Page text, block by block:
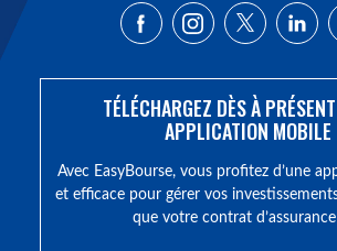
TÉLÉCHARGEZ DÈS À
APPLICATION MOBILE
Avec EasyBourse, vous profitez d’une
et efficace pour gérer vos
que votre contrat